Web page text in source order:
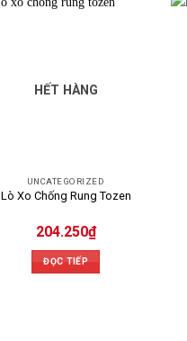
HẾT HÀNG
UNCATEGORIZED
Lò Xo Chống Rung Tozen
204.250₫
ĐỌC TIẾP